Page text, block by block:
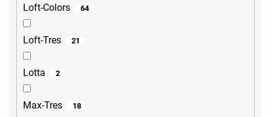
Loft-Colors 64
Loft-Tres 21
Lotta 2
Max-Tres 18